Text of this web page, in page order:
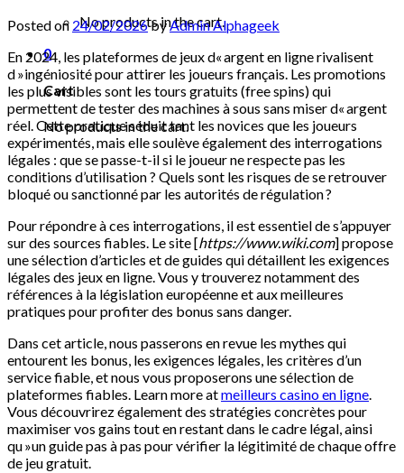
No products in the cart.
0
Cart
No products in the cart.
Posted on 24/02/2026byAdmin Alphageek
En 2024, les plateformes de jeux d« argent en ligne rivalisent
d »ingéniosité pour attirer les joueurs français. Les promotions
les plus visibles sont les tours gratuits (free spins) qui
permettent de tester des machines à sous sans miser d« argent
réel. Cette pratique séduit tant les novices que les joueurs
expérimentés, mais elle soulève également des interrogations
légales : que se passe-t-il si le joueur ne respecte pas les
conditions d’utilisation ? Quels sont les risques de se retrouver
bloqué ou sanctionné par les autorités de régulation ?
Pour répondre à ces interrogations, il est essentiel de s’appuyer
sur des sources fiables. Le site [https://www.wiki.com] propose
une sélection d’articles et de guides qui détaillent les exigences
légales des jeux en ligne. Vous y trouverez notamment des
références à la législation européenne et aux meilleures
pratiques pour profiter des bonus sans danger.
Dans cet article, nous passerons en revue les mythes qui
entourent les bonus, les exigences légales, les critères d’un
service fiable, et nous vous proposerons une sélection de
plateformes fiables. Learn more atmeilleurs casino en ligne.
Vous découvrirez également des stratégies concrètes pour
maximiser vos gains tout en restant dans le cadre légal, ainsi
qu »un guide pas à pas pour vérifier la légitimité de chaque offre
de jeu gratuit.